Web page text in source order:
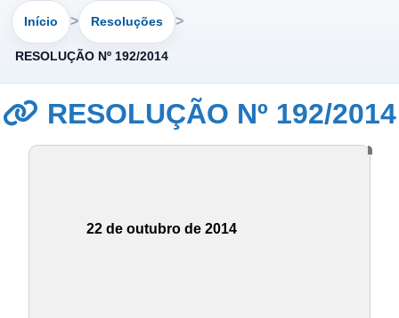
Início Resoluções
RESOLUÇÃO Nº 192/2014
RESOLUÇÃO Nº 192/2014
22 de outubro de 2014